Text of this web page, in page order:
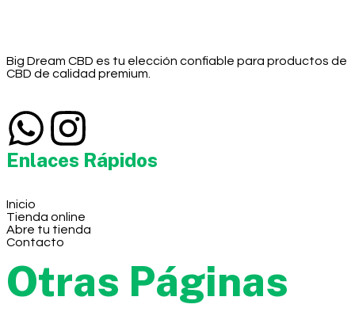
Big Dream CBD es tu elección confiable para productos de
CBD de calidad premium.
Enlaces Rápidos
Inicio
Tienda online
Abre tu tienda
Contacto
Otras Páginas